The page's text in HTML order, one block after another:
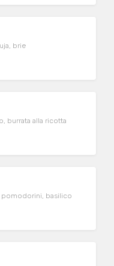
brie
burrata alla ricotta
basilico